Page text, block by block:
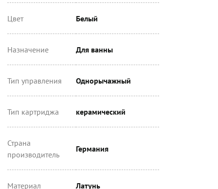
Цвет Белый
Назначение Для ванны
Тип управления Однорычажный
Тип картриджа керамический
Страна
производитель
Германия
Материал Латунь